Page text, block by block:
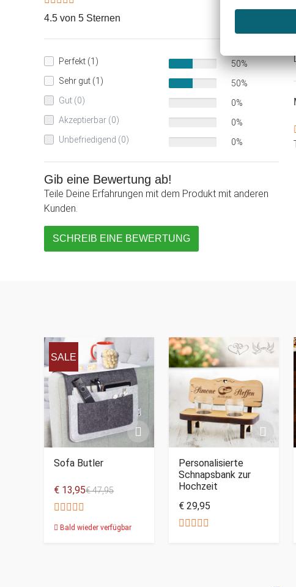
4.5 von 5 Sternen
Perfekt (1)
50%
Sehr gut (1)
50%
Gut (0)
0%
Akzeptierbar (0)
0%
Unbefriedigend (0)
0%
Gib eine Bewertung ab!
Teile Deine Erfahrungen mit dem Produkt mit anderen
Kunden.
SCHREIB EINE BEWERTUNG
SALE
Sofa Butler
€ 13,95€ 47,95
Bald wieder verfügbar
Personalisierte
Schnapsbank zur
Hochzeit
€ 29,95